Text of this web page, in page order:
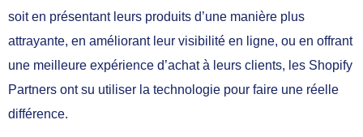
soit en présentant leurs produits d’une manière plus
attrayante, en améliorant leur visibilité en ligne, ou en offrant
une meilleure expérience d’achat à leurs clients, les Shopify
Partners ont su utiliser la technologie pour faire une réelle
différence.